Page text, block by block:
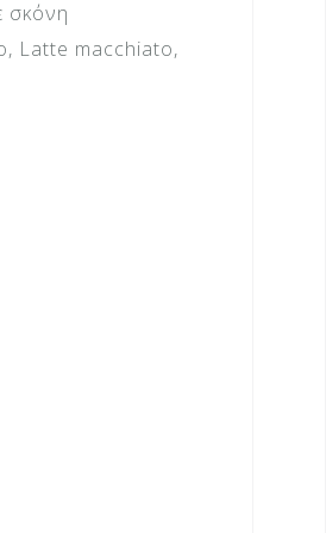
σκόνη
Latte macchiato,